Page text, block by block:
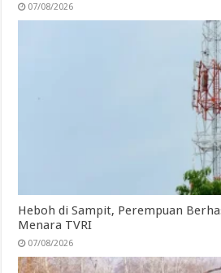
07/08/2026
Heboh di Sampit, Perempuan
Menara TVRI
07/08/2026